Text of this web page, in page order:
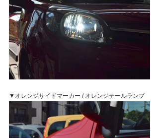
▼オレンジサイドマーカー / オレンジテールランプ